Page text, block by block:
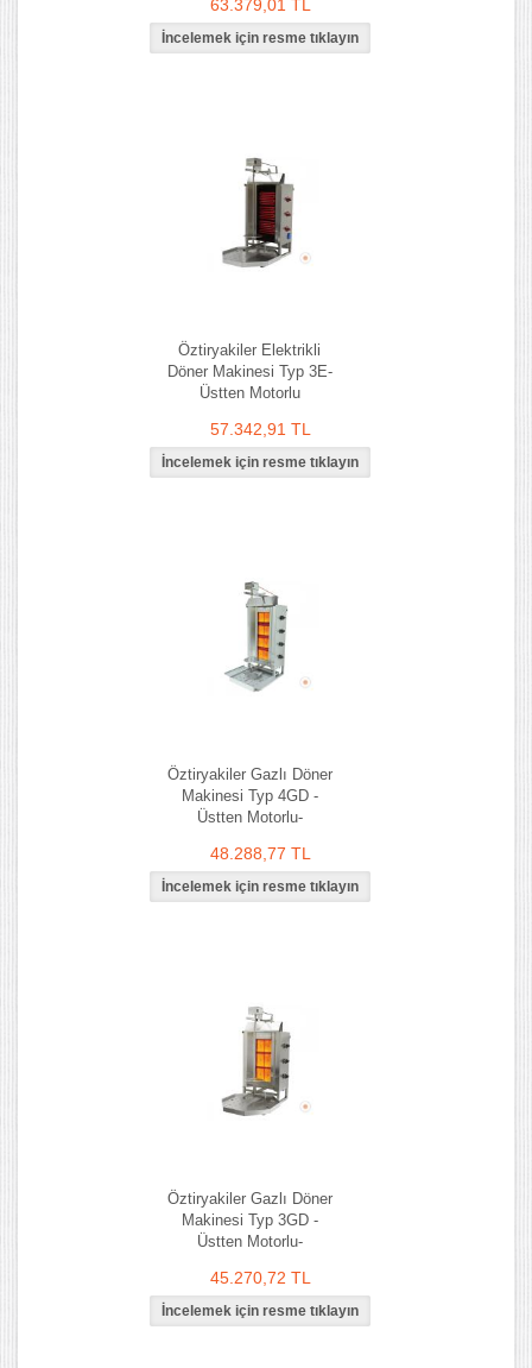
63.379,01 TL
Öztiryakiler Elektrikli
Döner Makinesi Typ 3E-
Üstten Motorlu
57.342,91 TL
Öztiryakiler Gazlı Döner
Makinesi Typ 4GD -
Üstten Motorlu-
48.288,77 TL
Öztiryakiler Gazlı Döner
Makinesi Typ 3GD -
Üstten Motorlu-
45.270,72 TL